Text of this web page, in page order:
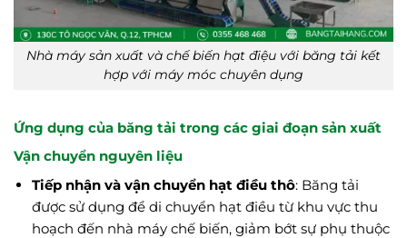
Nhà máy sản xuất và chế biến hạt điệu với băng tải kết
hợp với máy móc chuyên dụng
Ứng dụng của băng tải trong các giai đoạn sản xuất
Vận chuyển nguyên liệu
Tiếp nhận và vận chuyển hạt điều thô: Băng tải
được sử dụng để di chuyển hạt điều từ khu vực thu
hoạch đến nhà máy chế biến, giảm bớt sự phụ thuộc